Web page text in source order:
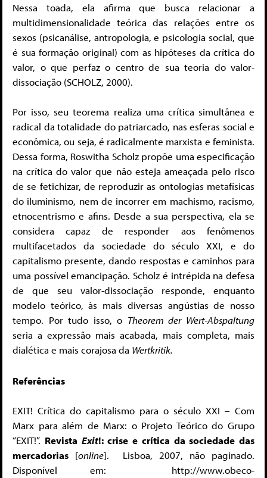
Nessa toada, ela afirma que busca relacionar a
multidimensionalidade teórica das relações entre os
sexos (psicanálise, antropologia, e psicologia social, que
é sua formação original) com as hipóteses da crítica do
valor, o que perfaz o centro de sua teoria do valor-
dissociação (SCHOLZ, 2000).
Por isso, seu teorema realiza uma crítica simultânea e
radical da totalidade do patriarcado, nas esferas social e
econômica, ou seja, é radicalmente marxista e feminista.
Dessa forma, Roswitha Scholz propõe uma especificação
na crítica do valor que não esteja ameaçada pelo risco
de se fetichizar, de reproduzir as ontologias metafísicas
do iluminismo, nem de incorrer em machismo, racismo,
etnocentrismo e afins. Desde a sua perspectiva, ela se
considera capaz de responder aos fenômenos
multifacetados da sociedade do século XXI, e do
capitalismo presente, dando respostas e caminhos para
uma possível emancipação. Scholz é intrépida na defesa
de que seu valor-dissociação responde, enquanto
modelo teórico, às mais diversas angústias de nosso
tempo. Por tudo isso, o Theorem der Wert-Abspaltung
seria a expressão mais acabada, mais completa, mais
dialética e mais corajosa da Wertkritik.
Referências
EXIT! Crítica do capitalismo para o século XXI – Com
Marx para além de Marx: o Projeto Teórico do Grupo
“EXIT!”. Revista Exit!: crise e crítica da sociedade das
mercadorias [online]. Lisboa, 2007, não paginado.
Disponível em: http://www.obeco-